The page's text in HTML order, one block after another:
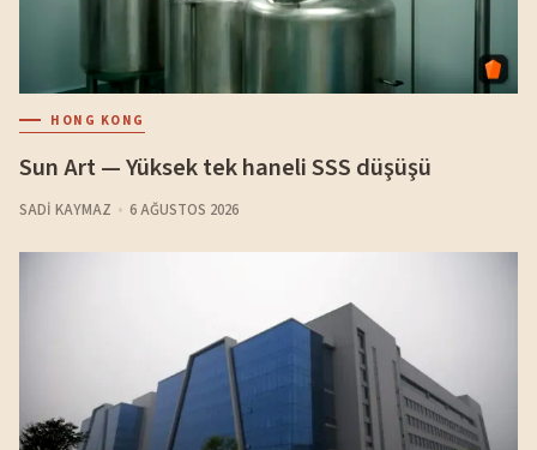
HONG KONG
Sun Art — Yüksek tek haneli SSS düşüşü
SADI KAYMAZ 6 AĞUSTOS 2026